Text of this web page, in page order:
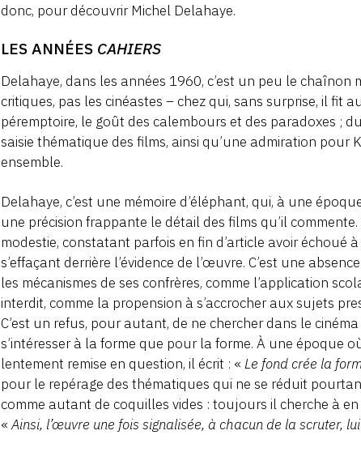
donc, pour découvrir Michel Delahaye.
LES ANNÉES CAHIERS
Delahaye, dans les années 1960, c’est un peu le
critiques, pas les cinéastes – chez qui, sans surprise, il fit
péremptoire, le goût des calembours et des paradoxes ;
saisie thématique des films, ainsi qu’une admiration pour
ensemble.
Delahaye, c’est une mémoire d’éléphant, qui, à une
une précision frappante le détail des films qu’il
modestie, constatant parfois en fin d’article avoir échoué
s’effaçant derrière l’évidence de l’œuvre. C’est une
les mécanismes de ses confrères, comme l’application
interdit, comme la propension à s’accrocher aux sujets
C’est un refus, pour autant, de ne chercher dans le
s’intéresser à la forme que pour la forme. À une époque
lentement remise en question, il écrit : «Le fond crée la
pour le repérage des thématiques qui ne se réduit
comme autant de coquilles vides : toujours il cherche à
«Ainsi, l’œuvre une fois signalisée, à chacun de la scruter,